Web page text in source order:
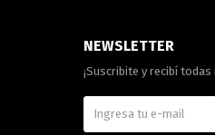
NEWSLETTER
¡Suscribite y recibí